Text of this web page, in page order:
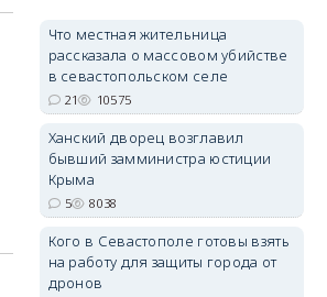
erid: 2SDnjdPjgYS
erid: 2SDnjdvhGXG
Что местная жительница
рассказала о массовом убийстве
в севастопольском селе
21 10575
Ханский дворец возглавил
бывший замминистра юстиции
Крыма
5 8038
Кого в Севастополе готовы взять
на работу для защиты города от
дронов